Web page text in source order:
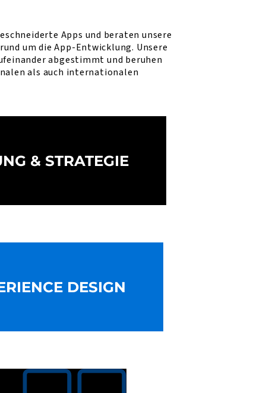
Apps und beraten unsere
um die App-Entwicklung. Unsere
abgestimmt und beruhen
als auch internationalen
& STRATEGIE
DESIGN